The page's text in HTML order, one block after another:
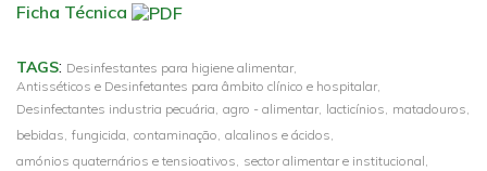
Ficha Técnica
TAGS: Desinfestantes para higiene alimentar,
Antisséticos e Desinfetantes para âmbito clínico e hospitalar,
Desinfectantes industria pecuária, agro - alimentar, lacticínios, matadouros,
bebidas, fungicida, contaminação, alcalinos e ácidos,
amónios quaternários e tensioativos, sector alimentar e institucional,